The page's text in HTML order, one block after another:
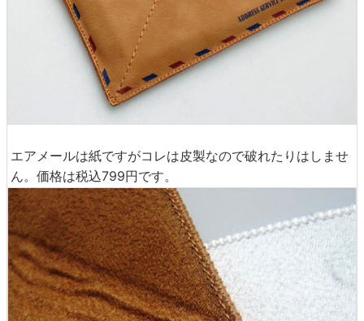
エアメールは紙ですがコレは皮製なので破れたりはしませ
ん。価格は税込799円です。